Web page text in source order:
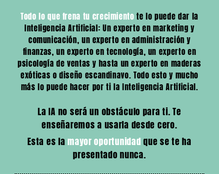
Todo lo que frena tu crecimiento te lo puede dar la
Inteligencia Artificial: Un experto en marketing y
comunicación, un experto en administración y
finanzas, un experto en tecnología, un experto en
psicología de ventas y hasta un experto en maderas
exóticas o diseño escandinavo. Todo esto y mucho
más lo puede hacer por ti la Inteligencia Artificial.
La IA no será un obstáculo para ti. Te
enseñaremos a usarla desde cero.
Esta es lamayor oportunidadque se te ha
presentado nunca.